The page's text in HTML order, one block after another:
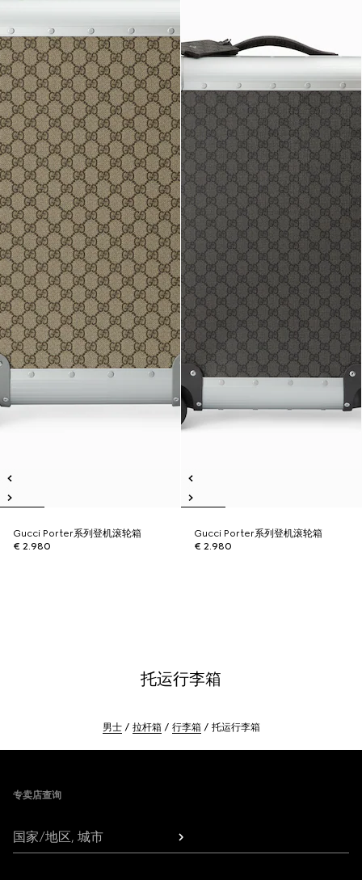
Gucci Porter系列登机滚轮箱
€ 2.980
Gucci Porter系列登机滚轮箱
€ 2.980
托运行李箱
男士 拉杆箱 行李箱 托运行李箱
专卖店查询
国家/地区, 城市